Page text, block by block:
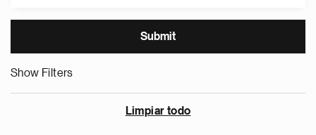
Show Filters
Limpiar todo